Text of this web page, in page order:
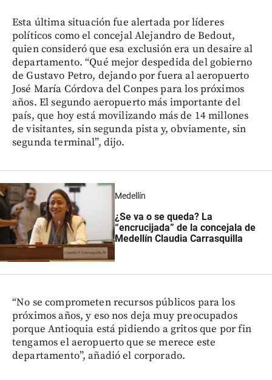
Esta última situación fue alertada por líderes
políticos como el concejal Alejandro de Bedout,
quien consideró que esa exclusión era un desaire al
departamento. “Qué mejor despedida del gobierno
de Gustavo Petro, dejando por fuera al aeropuerto
José María Córdova del Conpes para los próximos
años. El segundo aeropuerto más importante del
país, que hoy está movilizando más de 14 millones
de visitantes, sin segunda pista y, obviamente, sin
segunda terminal”, dijo.
Medellín
¿Se va o se queda? La
“encrucijada” de la concejala de
Medellín Claudia Carrasquilla
“No se comprometen recursos públicos para los
próximos años, y eso nos deja muy preocupados
porque Antioquia está pidiendo a gritos que por fin
tengamos el aeropuerto que se merece este
departamento”, añadió el corporado.